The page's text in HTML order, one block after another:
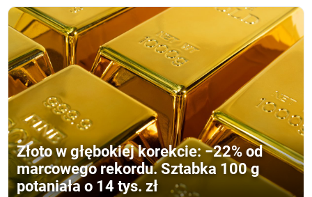
Złoto w głębokiej korekcie: −22% od
marcowego rekordu. Sztabka 100 g
potaniała o 14 tys. zł